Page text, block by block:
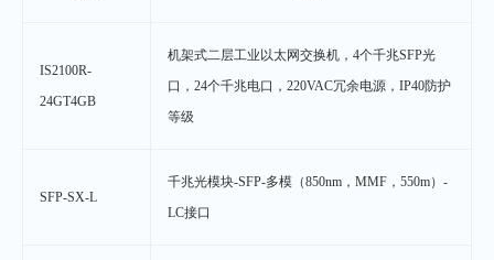
IS2100R-
24GT4GB
机架式二层工业以太网交换机，4个千兆SFP光
口，24个千兆电口，220VAC冗余电源，IP40防护
等级
SFP-SX-L
千兆光模块-SFP-多模（850nm，MMF，550m）-
LC接口